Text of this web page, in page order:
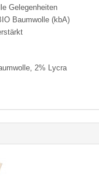
Gelegenheiten
Baumwolle (kbA)
2% Lycra